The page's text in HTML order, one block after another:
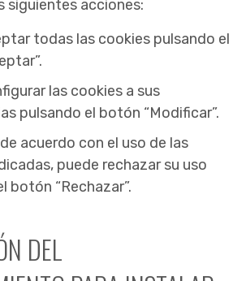
siguientes acciones:
todas las cookies pulsando el
las cookies a sus
pulsando el botón “Modificar”.
acuerdo con el uso de las
puede rechazar su uso
botón “Rechazar”.
DEL